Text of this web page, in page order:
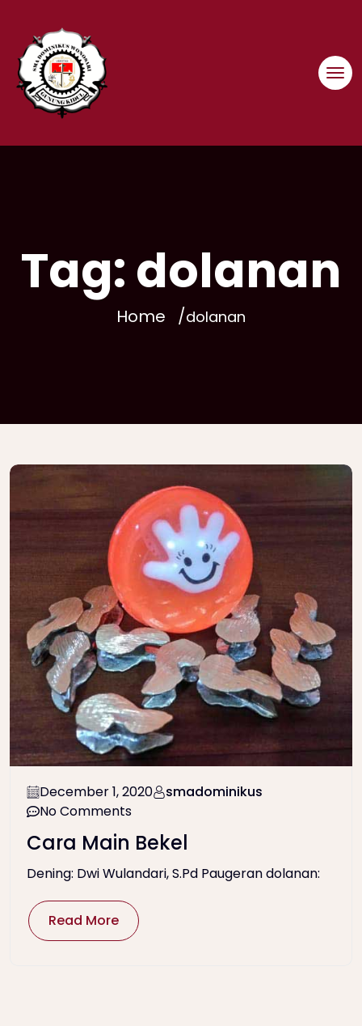
content
Tag:dolanan
Home dolanan
December 1, 2020
smadominikus
No Comments
Cara Main Bekel
Dening: Dwi Wulandari, S.Pd Paugeran dolanan:
Read More